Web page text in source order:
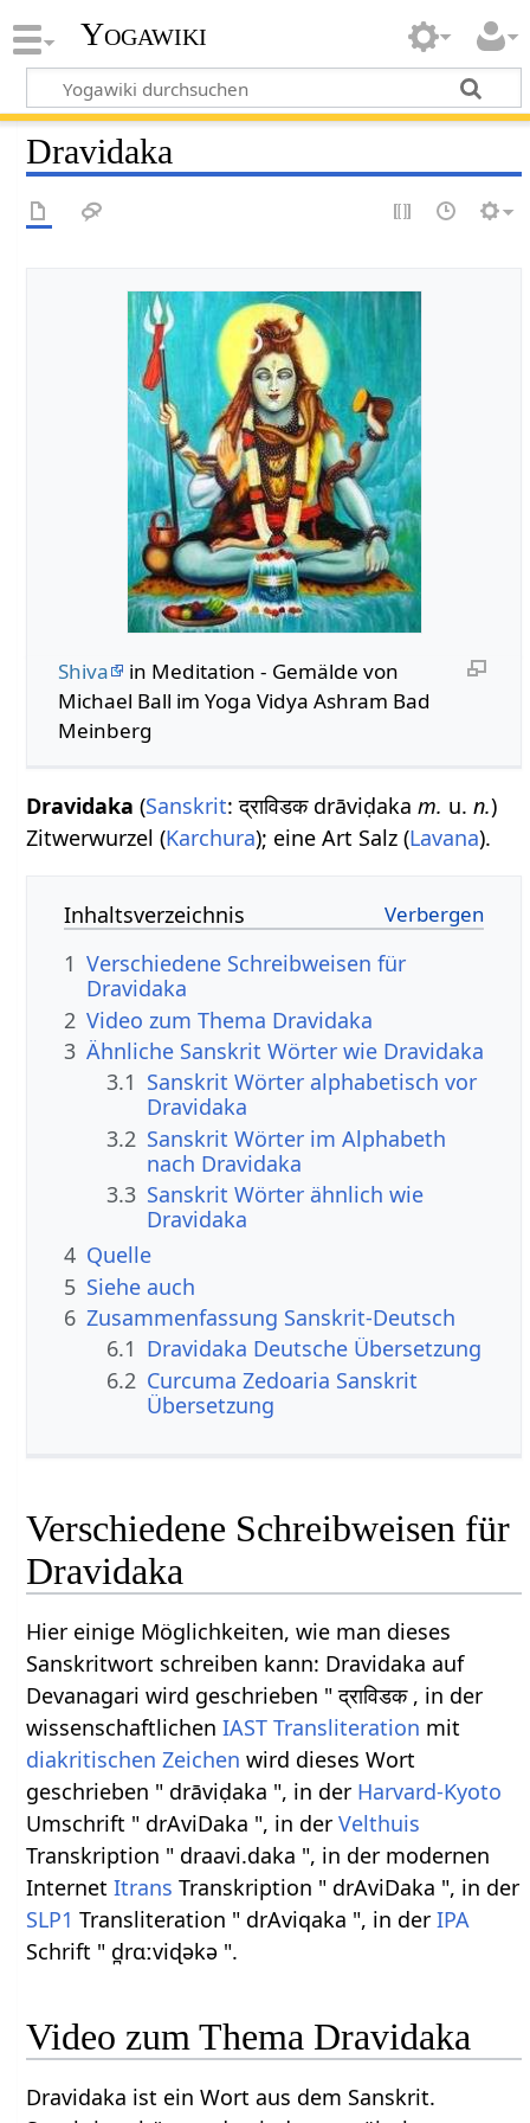
Yogawiki
Dravidaka
Shiva
in Meditation - Gemälde von
Michael Ball im Yoga Vidya Ashram Bad
Meinberg
Dravidaka (Sanskrit: द्राविडक drāviḍakam. u.n.)
Zitwerwurzel (Karchura); eine Art Salz (Lavana).
Inhaltsverzeichnis
1 Verschiedene Schreibweisen für
Dravidaka
2 Video zum Thema Dravidaka
3 Ähnliche Sanskrit Wörter wie Dravidaka
3.1 Sanskrit Wörter alphabetisch vor
Dravidaka
3.2 Sanskrit Wörter im Alphabeth
nach Dravidaka
3.3 Sanskrit Wörter ähnlich wie
Dravidaka
4 Quelle
5 Siehe auch
6 Zusammenfassung Sanskrit-Deutsch
6.1 Dravidaka Deutsche Übersetzung
6.2 Curcuma Zedoaria Sanskrit
Übersetzung
Verschiedene Schreibweisen für
Dravidaka
Hier einige Möglichkeiten, wie man dieses
Sanskritwort schreiben kann: Dravidaka auf
Devanagari wird geschrieben " द्राविडक , in der
wissenschaftlichenIAST Transliteration mit
diakritischen Zeichen wird dieses Wort
geschrieben " drāviḍaka ", in der Harvard-Kyoto
Umschrift " drAviDaka ", in derVelthuis
Transkription " draavi.daka ", in der modernen
InternetItrans Transkription " drAviDaka ", in der
SLP1 Transliteration " drAviqaka ", in derIPA
Schrift " d̪rɑːviɖəkə ".
Video zum Thema Dravidaka
Dravidaka ist ein Wort aus dem Sanskrit.